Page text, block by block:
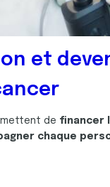
et
de financer
chaque